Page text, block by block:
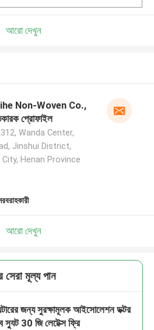
আরো দেখুন
Non-Woven Co.,
প্রোফাইল
Wanda Center,
Jinshui District,
Henan Province
আরো দেখুন
সেরা মূল্য পান
জন্য সুরক্ষামূলক আইসোলেশন ডক্টর
স্যুট 30 জি লেটেক্স ফ্রি